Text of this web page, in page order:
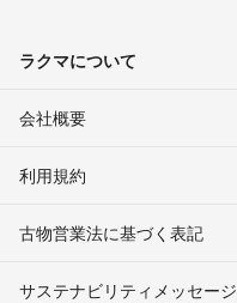
ラクマについて
会社概要
利用規約
古物営業法に基づく表記
サステナビリティメッセージ